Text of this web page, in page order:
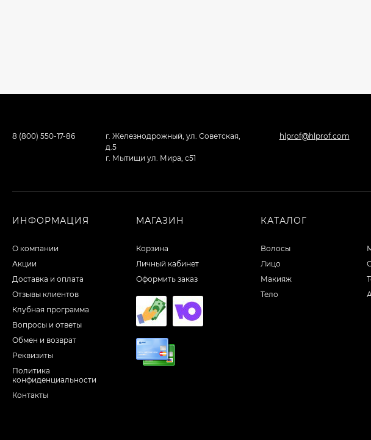
8 (800) 550-17-86
г. Железнодрожный, ул. Советская,
д.5
г. Мытищи ул. Мира, с51
hlprof@hlprof.com
ИНФОРМАЦИЯ
О компании
Акции
Доставка и оплата
Отзывы клиентов
Клубная программа
Вопросы и ответы
Обмен и возврат
Реквизиты
Политика
конфиденциальности
Контакты
МАГАЗИН
Корзина
Личный кабинет
Оформить заказ
КАТАЛОГ
Волосы
Лицо
Макияж
Тело